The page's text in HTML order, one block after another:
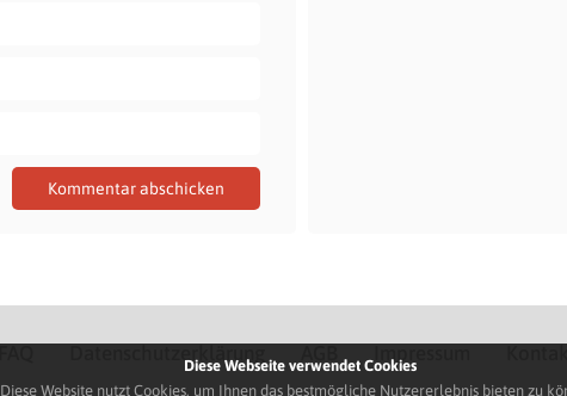
Datenschutzerklärung Impressum
Diese Webseite verwendet Cookies
Diese Website nutzt Cookies, um Ihnen das bestmögliche Nutzererlebnis bieten zu